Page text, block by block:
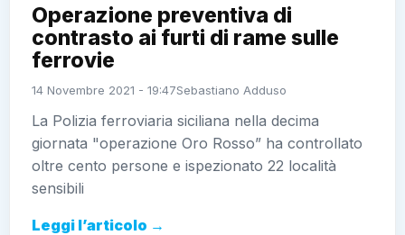
Operazione preventiva di
contrasto ai furti di rame sulle
ferrovie
14 Novembre 2021 - 19:47Sebastiano Adduso
La Polizia ferroviaria siciliana nella decima
giornata "operazione Oro Rosso” ha controllato
oltre cento persone e ispezionato 22 località
sensibili
Leggi l’articolo →